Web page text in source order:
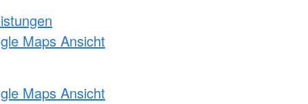
Maps Ansicht
Maps Ansicht